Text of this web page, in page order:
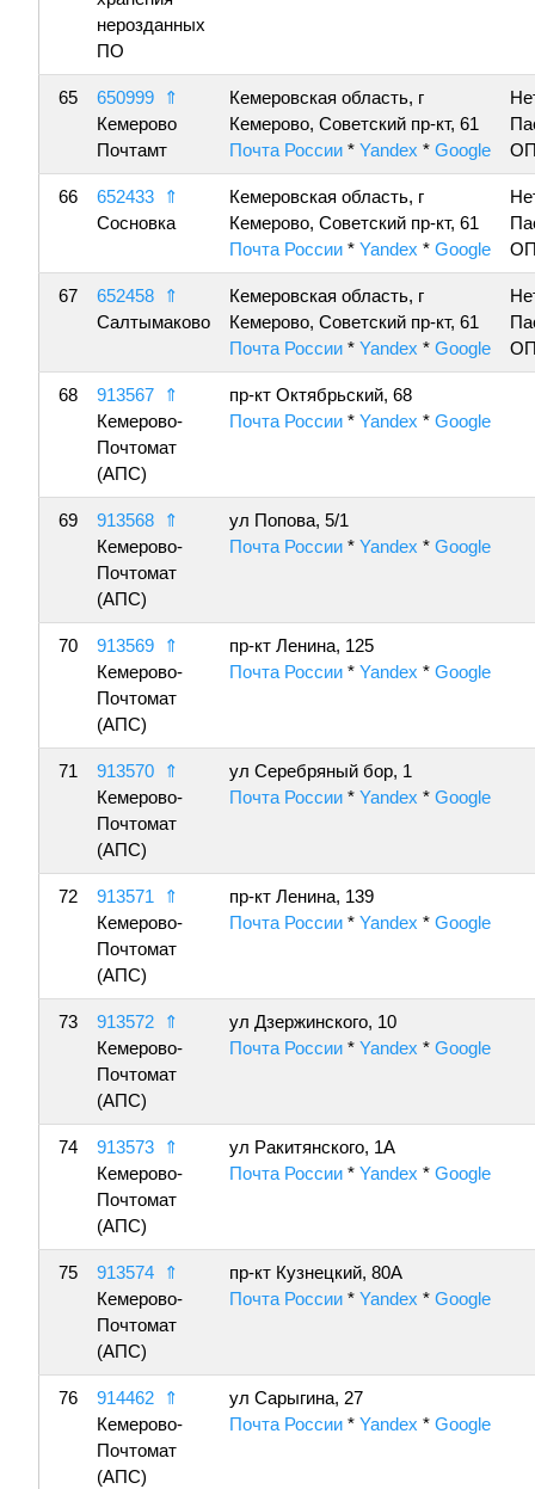
нерозданных
ПО
65 650999
⇑
Кемерово
Почтамт
Кемеровская область, г
Кемерово, Советский пр-кт, 61
Почта России * Yandex * Google
66 652433
⇑
Сосновка
Кемеровская область, г
Кемерово, Советский пр-кт, 61
Почта России * Yandex * Google
67 652458
⇑
Салтымаково
Кемеровская область, г
Кемерово, Советский пр-кт, 61
Почта России * Yandex * Google
68 913567
⇑
Кемерово-
Почтомат
(АПС)
пр-кт Октябрьский, 68
Почта России * Yandex * Google
69 913568
⇑
Кемерово-
Почтомат
(АПС)
ул Попова, 5/1
Почта России * Yandex * Google
70 913569
⇑
Кемерово-
Почтомат
(АПС)
пр-кт Ленина, 125
Почта России * Yandex * Google
71 913570
⇑
Кемерово-
Почтомат
(АПС)
ул Серебряный бор, 1
Почта России * Yandex * Google
72 913571
⇑
Кемерово-
Почтомат
(АПС)
пр-кт Ленина, 139
Почта России * Yandex * Google
73 913572
⇑
Кемерово-
Почтомат
(АПС)
ул Дзержинского, 10
Почта России * Yandex * Google
74 913573
⇑
Кемерово-
Почтомат
(АПС)
ул Ракитянского, 1А
Почта России * Yandex * Google
75 913574
⇑
Кемерово-
Почтомат
(АПС)
пр-кт Кузнецкий, 80А
Почта России * Yandex * Google
76 914462
⇑
Кемерово-
Почтомат
(АПС)
ул Сарыгина, 27
Почта России * Yandex * Google